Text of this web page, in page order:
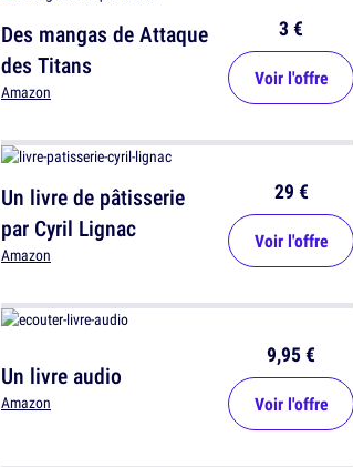
Des mangas de Attaque
des Titans
Amazon
3 €
Voir l'offre
Un livre de pâtisserie
par Cyril Lignac
Amazon
29 €
Voir l'offre
Un livre audio
Amazon
9,95 €
Voir l'offre